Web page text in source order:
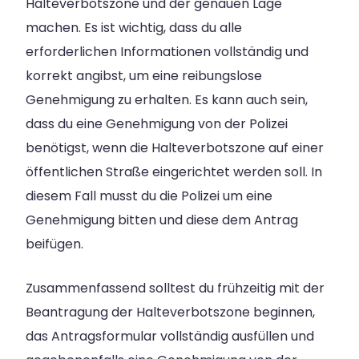
machen. Es ist wichtig, dass du alle
erforderlichen Informationen vollständig und
korrekt angibst, um eine reibungslose
Genehmigung zu erhalten. Es kann auch sein,
dass du eine Genehmigung von der Polizei
benötigst, wenn die Halteverbotszone auf einer
öffentlichen Straße eingerichtet werden soll. In
diesem Fall musst du die Polizei um eine
Genehmigung bitten und diese dem Antrag
beifügen.
Zusammenfassend solltest du frühzeitig mit der
Beantragung der Halteverbotszone beginnen,
das Antragsformular vollständig ausfüllen und